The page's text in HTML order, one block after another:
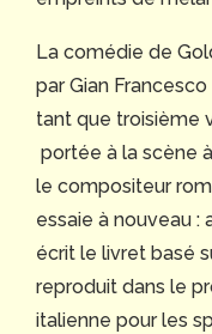
La comédie de
par Gian
tant que troisième
portée à la scène
le compositeur
essaie à nouveau :
écrit le livret basé
reproduit dans le
italienne pour les